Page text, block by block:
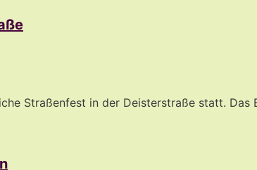
Straßenfest in der Deisterstraße statt.